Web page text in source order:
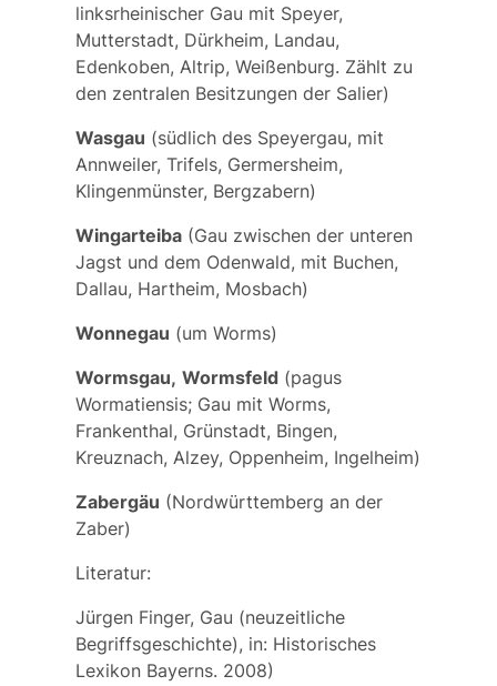
linksrheinischer Gau mit Speyer,
Mutterstadt, Dürkheim, Landau,
Edenkoben, Altrip, Weißenburg. Zählt zu
den zentralen Besitzungen der Salier)
Wasgau (südlich des Speyergau, mit
Annweiler, Trifels, Germersheim,
Klingenmünster, Bergzabern)
Wingarteiba(Gau zwischen der unteren
Jagst und dem Odenwald, mit Buchen,
Dallau, Hartheim, Mosbach)
Wonnegau (um Worms)
Wormsgau, Wormsfeld(pagus
Wormatiensis; Gau mit Worms,
Frankenthal, Grünstadt, Bingen,
Kreuznach, Alzey, Oppenheim, Ingelheim)
Zabergäu (Nordwürttemberg an der
Zaber)
Literatur:
Jürgen Finger, Gau (neuzeitliche
Begriffsgeschichte), in: Historisches
Lexikon Bayerns. 2008)